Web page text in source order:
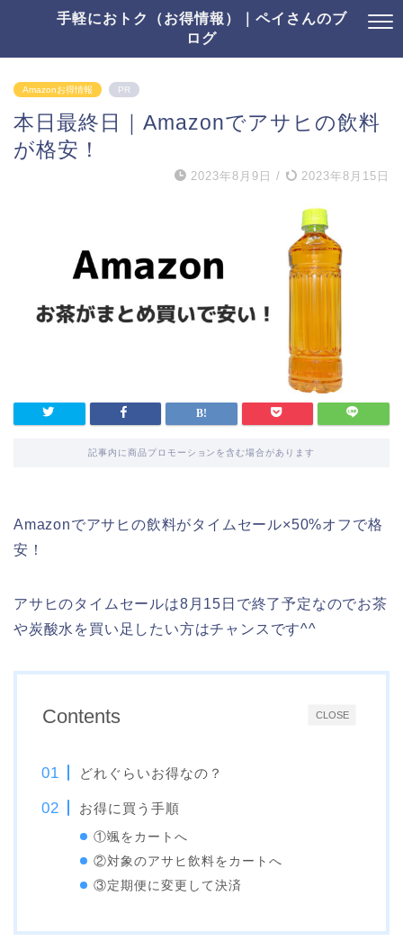
手軽におトク（お得情報）｜ペイさんのブ
ログ
Amazonお得情報 PR
本日最終日｜Amazonでアサヒの飲料
が格安！
2023年8月9日 / 2023年8月15日
記事内に商品プロモーションを含む場合があります
Amazonでアサヒの飲料がタイムセール×50%オフで格
安！
アサヒのタイムセールは8月15日で終了予定なのでお茶
や炭酸水を買い足したい方はチャンスです^^
CLOSE
Contents
どれぐらいお得なの？
お得に買う手順
①颯をカートへ
②対象のアサヒ飲料をカートへ
③定期便に変更して決済